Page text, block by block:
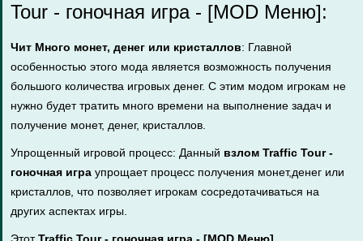
Tour - гоночная игра - [MOD Меню]:
Чит Много монет, денег или кристаллов: Главной
особенностью этого мода является возможность получения
большого количества игровых денег. С этим модом игрокам не
нужно будет тратить много времени на выполнение задач и
получение монет, денег, кристаллов.
Упрощенный игровой процесс: Данный взлом Traffic Tour -
гоночная игра упрощает процесс получения монет,денег или
кристаллов, что позволяет игрокам сосредотачиваться на
других аспектах игры.